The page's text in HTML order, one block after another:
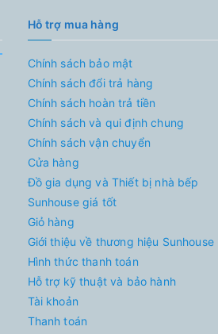
Hỗ trợ mua hàng
Chính sách bảo mật
Chính sách đổi trả hàng
Chính sách hoàn trả tiền
Chính sách và qui định chung
Chính sách vận chuyển
Cửa hàng
Đồ gia dụng và Thiết bị nhà bếp
Sunhouse giá tốt
Giỏ hàng
Giới thiệu về thương hiệu Sunhouse
Hình thức thanh toán
Hỗ trợ kỹ thuật và bảo hành
Tài khoản
Thanh toán